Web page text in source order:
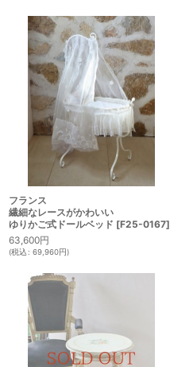
フランス
繊細なレースがかわいい
ゆりかご式ドールベッド [F25-0167]
63,600円
(税込: 69,960円)